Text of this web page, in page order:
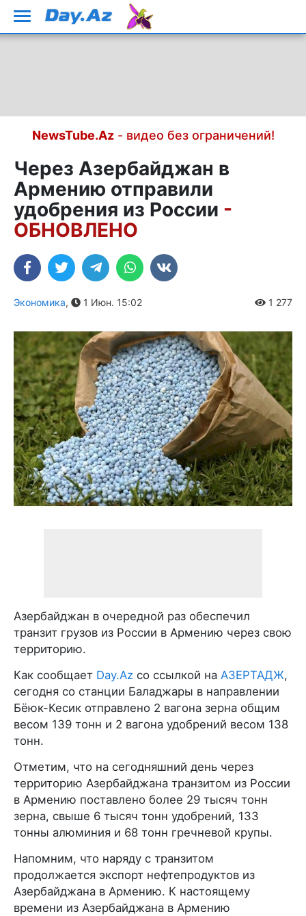
NewsTube.Az- видео без ограничений!
Через Азербайджан в
Армению отправили
удобрения из России -
ОБНОВЛЕНО
Экономика, 1 Июн. 15:02 1 277
Азербайджан в очередной раз обеспечил
транзит грузов из России в Армению через свою
территорию.
Как сообщает Day.Az со ссылкой на АЗЕРТАДЖ,
сегодня со станции Баладжары в направлении
Бёюк-Кесик отправлено 2 вагона зерна общим
весом 139 тонн и 2 вагона удобрений весом 138
тонн.
Отметим, что на сегодняшний день через
территорию Азербайджана транзитом из России
в Армению поставлено более 29 тысяч тонн
зерна, свыше 6 тысяч тонн удобрений, 133
тонны алюминия и 68 тонн гречневой крупы.
Напомним, что наряду с транзитом
продолжается экспорт нефтепродуктов из
Азербайджана в Армению. К настоящему
времени из Азербайджана в Армению